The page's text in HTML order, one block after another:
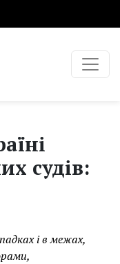
судів:
і в межах,